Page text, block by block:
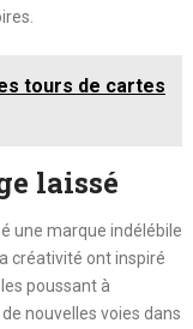
tours de cartes
laissé
une marque indélébile
créativité ont inspiré
poussant à
nouvelles voies dans